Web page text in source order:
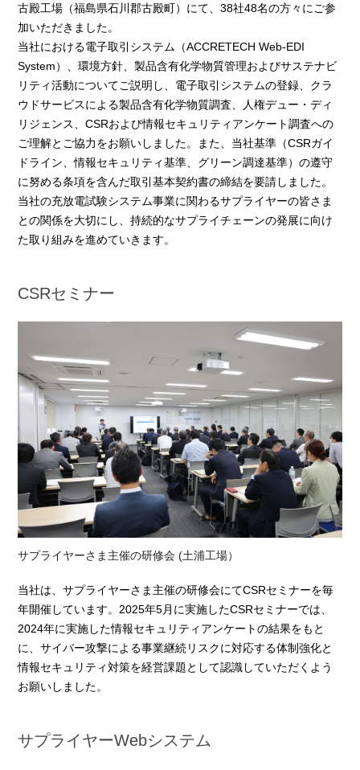
古殿工場（福島県石川郡古殿町）にて、38社48名の方々にご参
加いただきました。
当社における電子取引システム（ACCRETECH Web-EDI
System）、環境方針、製品含有化学物質管理およびサステナビ
リティ活動についてご説明し、電子取引システムの登録、クラ
ウドサービスによる製品含有化学物質調査、人権デュー・ディ
リジェンス、CSRおよび情報セキュリティアンケート調査への
ご理解とご協力をお願いしました。また、当社基準（CSRガイ
ドライン、情報セキュリティ基準、グリーン調達基準）の遵守
に努める条項を含んだ取引基本契約書の締結を要請しました。
当社の充放電試験システム事業に関わるサプライヤーの皆さま
との関係を大切にし、持続的なサプライチェーンの発展に向け
た取り組みを進めていきます。
CSRセミナー
サプライヤーさま主催の研修会 (土浦工場）
当社は、サプライヤーさま主催の研修会にてCSRセミナーを毎
年開催しています。2025年5月に実施したCSRセミナーでは、
2024年に実施した情報セキュリティアンケートの結果をもと
に、サイバー攻撃による事業継続リスクに対応する体制強化と
情報セキュリティ対策を経営課題として認識していただくよう
お願いしました。
サプライヤーWebシステム